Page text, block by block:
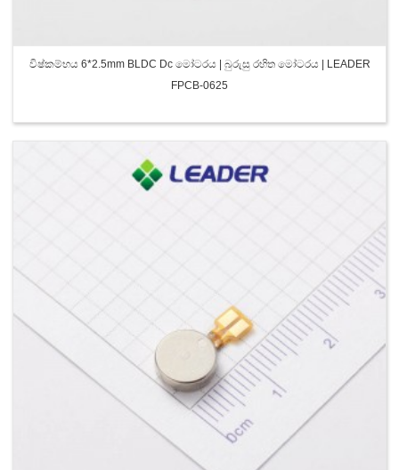
විෂ්කම්භය 6*2.5mm BLDC Dc මෝටරය | බුරුසු රහිත මෝටරය | LEADER
FPCB-0625